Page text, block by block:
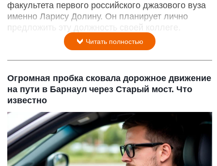
факультета первого российского джазового вуза
именно Ларису Долину. Он планирует лично
предложить эту должность своей коллеге.
Читать полностью
Огромная пробка сковала дорожное движение
на пути в Барнаул через Старый мост. Что
известно